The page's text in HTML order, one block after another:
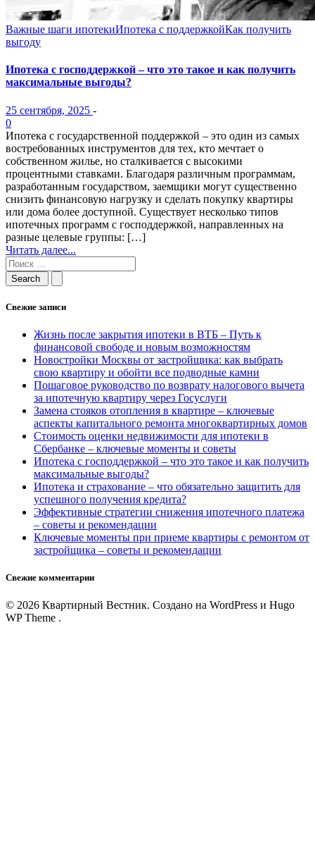
Важные шаги ипотекиИпотека с поддержкойКак получить
выгоду
Ипотека с господдержкой – что это такое и как получить
максимальные выгоды?
25 сентября, 2025 -
0
Ипотека с государственной поддержкой – это один из самых
востребованных инструментов для тех, кто мечтает о
собственном жилье, но сталкивается с высокими
процентными ставками. Благодаря различным программам,
разработанным государством, заемщики могут существенно
снизить финансовую нагрузку и сделать покупку квартиры
или дома более доступной. Существует несколько типов
ипотечных программ с господдержкой, направленных на
разные целевые группы: […]
Читать далее...
Свежие записи
Жизнь после закрытия ипотеки в ВТБ – Путь к
финансовой свободе и новым возможностям
Новостройки Москвы от застройщика: как выбрать
свою квартиру и обойти все подводные камни
Пошаговое руководство по возврату налогового вычета
за ипотечную квартиру через Госуслуги
Замена стояков отопления в квартире – ключевые
аспекты капитального ремонта многоквартирных домов
Стоимость оценки недвижимости для ипотеки в
Сбербанке – ключевые моменты и советы
Ипотека с господдержкой – что это такое и как получить
максимальные выгоды?
Ипотека и страхование – что обязательно защитить для
успешного получения кредита?
Эффективные стратегии снижения ипотечного платежа
– советы и рекомендации
Ключевые моменты при приеме квартиры с ремонтом от
застройщика – советы и рекомендации
Свежие комментарии
© 2026 Квартирный Вестник. Создано на WordPress и Hugo
WP Theme .